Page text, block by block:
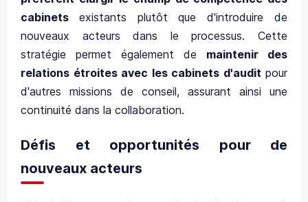
cabinets existants plutôt que d'introduire de
nouveaux acteurs dans le processus. Cette
stratégie permet également de maintenir des
relations étroites avec les cabinets d'audit pour
d'autres missions de conseil, assurant ainsi une
continuité dans la collaboration.
Défis et opportunités pour de
nouveaux acteurs